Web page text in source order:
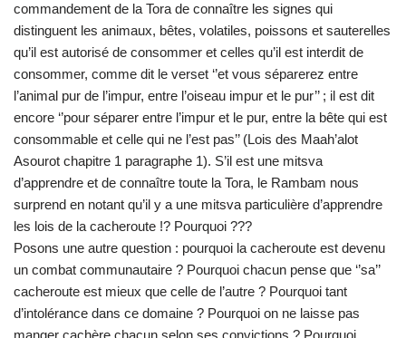
commandement de la Tora de connaître les signes qui
distinguent les animaux, bêtes, volatiles, poissons et sauterelles
qu’il est autorisé de consommer et celles qu’il est interdit de
consommer, comme dit le verset ‘’et vous séparerez entre
l’animal pur de l’impur, entre l’oiseau impur et le pur’’ ; il est dit
encore ‘’pour séparer entre l’impur et le pur, entre la bête qui est
consommable et celle qui ne l’est pas’’ (Lois des Maah’alot
Asourot chapitre 1 paragraphe 1). S’il est une mitsva
d’apprendre et de connaître toute la Tora, le Rambam nous
surprend en notant qu’il y a une mitsva particulière d’apprendre
les lois de la cacheroute !? Pourquoi ???
Posons une autre question : pourquoi la cacheroute est devenu
un combat communautaire ? Pourquoi chacun pense que ‘’sa’’
cacheroute est mieux que celle de l’autre ? Pourquoi tant
d’intolérance dans ce domaine ? Pourquoi on ne laisse pas
manger cachère chacun selon ses convictions ? Pourquoi